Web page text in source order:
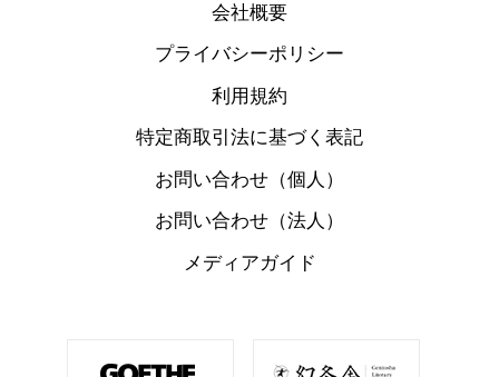
会社概要
プライバシーポリシー
利用規約
特定商取引法に基づく表記
お問い合わせ（個人）
お問い合わせ（法人）
メディアガイド